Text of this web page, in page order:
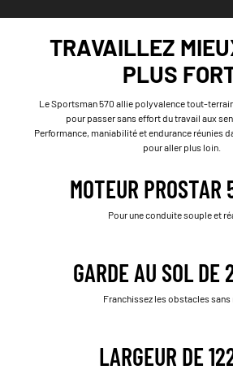
TRAVAILLEZ
PLUS
Le Sportsman 570 allie polyvalence tout-
pour passer sans effort du travail aux
Performance, maniabilité et endurance réunies
pour aller plus loin.
MOTEUR PROSTAR
Pour une conduite souple et
GARDE AU SOL DE
Franchissez les obstacles sans
LARGEUR DE